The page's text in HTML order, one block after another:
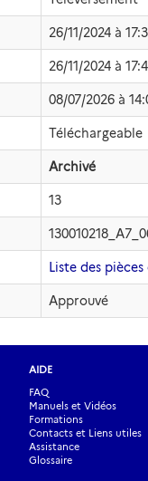
26/11/2024 à
26/11/2024 à
08/07/2026 à
Téléchargeable
Archivé
13
Liste des
Approuvé
AIDE
FAQ
Manuels et Vidéos
Formations
Contacts et Liens utiles
Assistance
Glossaire